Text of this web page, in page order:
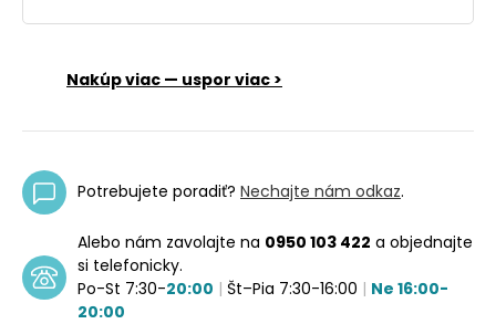
Nakúp viac — uspor viac >
Potrebujete poradiť? Nechajte nám odkaz.
Alebo nám zavolajte na 0950 103 422 a objednajte
si telefonicky.
Po-St 7:30-20:00 | Št–Pia 7:30-16:00 | Ne 16:00-
20:00